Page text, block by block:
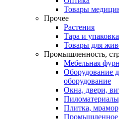
Товары
Прочее
Растения
Тара и упаковка
Товары для
Промышленность,
Мебельная
Оборудование
оборудование
Окна, двери,
Плитка,
Промышленное